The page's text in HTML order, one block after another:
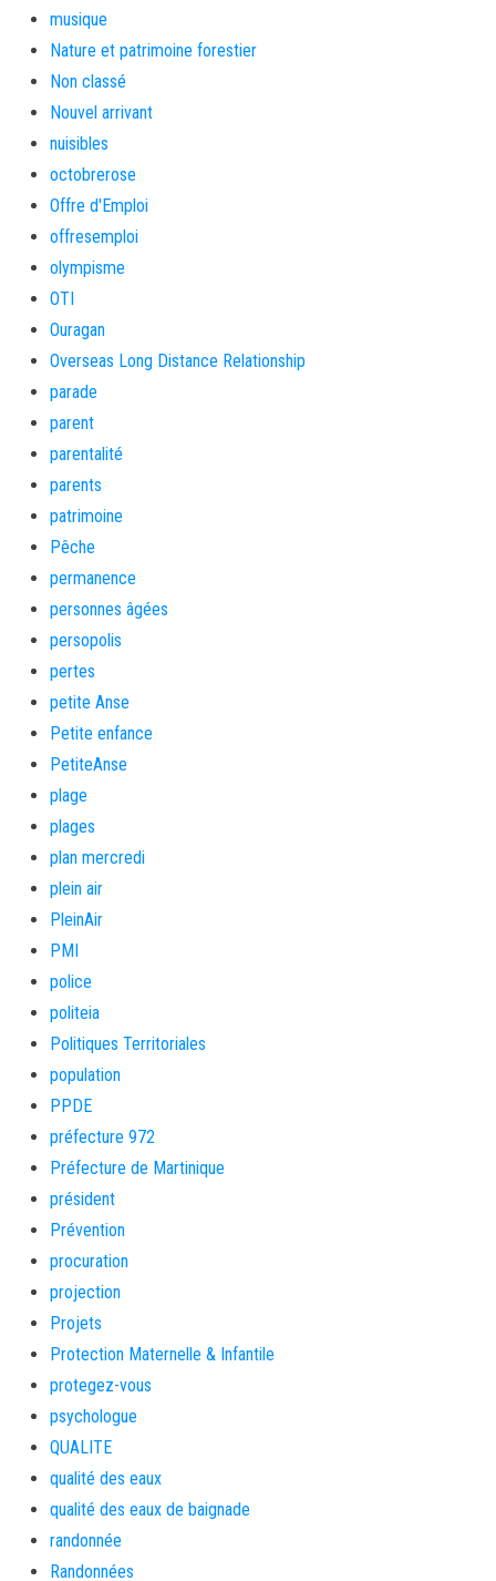
musique
Nature et patrimoine forestier
Non classé
Nouvel arrivant
nuisibles
octobrerose
Offre d'Emploi
offresemploi
olympisme
OTI
Ouragan
Overseas Long Distance Relationship
parade
parent
parentalité
parents
patrimoine
Pêche
permanence
personnes âgées
persopolis
pertes
petite Anse
Petite enfance
PetiteAnse
plage
plages
plan mercredi
plein air
PleinAir
PMI
police
politeia
Politiques Territoriales
population
PPDE
préfecture 972
Préfecture de Martinique
président
Prévention
procuration
projection
Projets
Protection Maternelle & Infantile
protegez-vous
psychologue
QUALITE
qualité des eaux
qualité des eaux de baignade
randonnée
Randonnées